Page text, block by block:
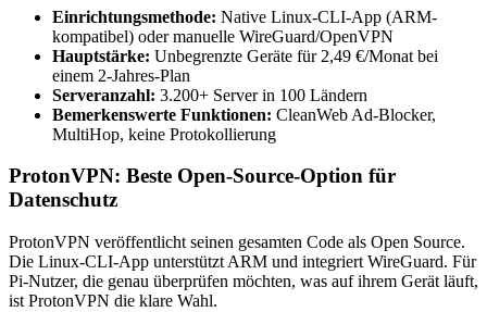
Einrichtungsmethode: Native Linux-CLI-App (ARM-
kompatibel) oder manuelle WireGuard/OpenVPN
Hauptstärke: Unbegrenzte Geräte für 2,49 €/Monat bei
einem 2-Jahres-Plan
Serveranzahl: 3.200+ Server in 100 Ländern
Bemerkenswerte Funktionen: CleanWeb Ad-Blocker,
MultiHop, keine Protokollierung
ProtonVPN: Beste Open-Source-Option für
Datenschutz
ProtonVPN veröffentlicht seinen gesamten Code als Open Source.
Die Linux-CLI-App unterstützt ARM und integriert WireGuard. Für
Pi-Nutzer, die genau überprüfen möchten, was auf ihrem Gerät läuft,
ist ProtonVPN die klare Wahl.